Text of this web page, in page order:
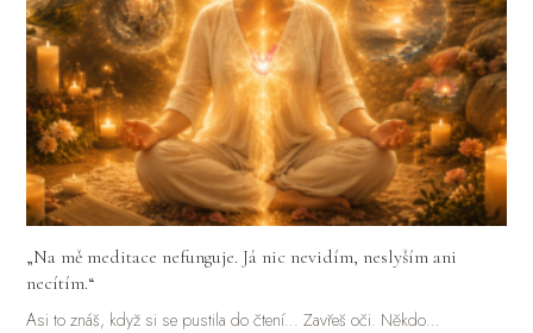
„Na mě meditace nefunguje. Já nic nevidím, neslyším ani
necítím.“
Asi to znáš, když si se pustila do čtení... Zavřeš oči. Někdo…